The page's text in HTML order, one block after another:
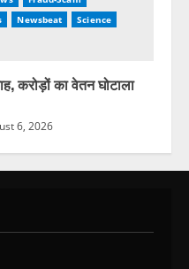
Newsbeat
Science
करोड़ों का वेतन घोटाला
6, 2026